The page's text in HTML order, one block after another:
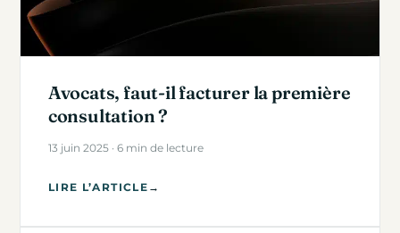
Avocats, faut-il facturer la première
consultation ?
13 juin 2025 · 6 min de lecture
LIRE L’ARTICLE →